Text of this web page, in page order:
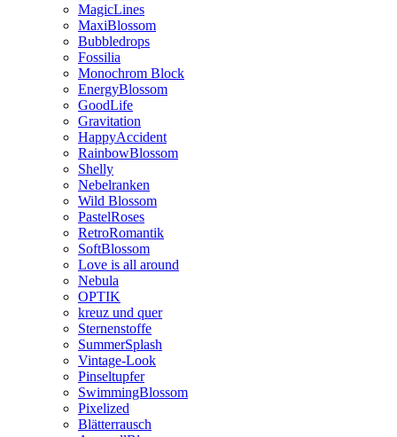
MagicLines
MaxiBlossom
Bubbledrops
Fossilia
Monochrom Block
EnergyBlossom
GoodLife
Gravitation
HappyAccident
RainbowBlossom
Shelly
Nebelranken
Wild Blossom
PastelRoses
RetroRomantik
SoftBlossom
Love is all around
Nebula
OPTIK
kreuz und quer
Sternenstoffe
SummerSplash
Vintage-Look
Pinseltupfer
SwimmingBlossom
Pixelized
Blätterrausch